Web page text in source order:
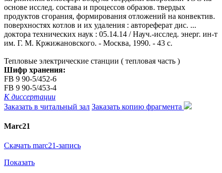
основе исслед. состава и процессов образов. твердых
продуктов сгорания, формирования отложений на конвектив.
поверхностях котлов и их удаления : автореферат дис. ...
доктора технических наук : 05.14.14 / Науч.-исслед. энерг. ин-т
им. Г. М. Кржижановского. - Москва, 1990. - 43 с.
Тепловые электрические станции ( тепловая часть )
Шифр хранения:
FB 9 90-5/452-6
FB 9 90-5/453-4
К диссертации
Заказать в читальный зал Заказать копию фрагмента
Marc21
Скачать marc21-запись
Показать